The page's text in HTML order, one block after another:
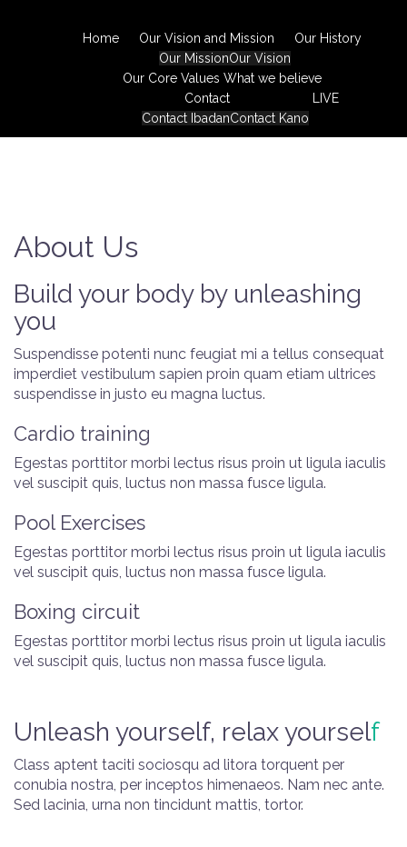
Home
Our Vision and Mission
Our MissionOur Vision
Our History
Our Core Values What we believe
Contact
Contact IbadanContact Kano
LIVE
About Us
Build your body by unleashing
you
Suspendisse potenti nunc feugiat mi a tellus consequat
imperdiet vestibulum sapien proin quam etiam ultrices
suspendisse in justo eu magna luctus.
Cardio training
Egestas porttitor morbi lectus risus proin ut ligula iaculis
vel suscipit quis, luctus non massa fusce ligula.
Pool Exercises
Egestas porttitor morbi lectus risus proin ut ligula iaculis
vel suscipit quis, luctus non massa fusce ligula.
Boxing circuit
Egestas porttitor morbi lectus risus proin ut ligula iaculis
vel suscipit quis, luctus non massa fusce ligula.
Unleash yourself, relax yourself
Class aptent taciti sociosqu ad litora torquent per
conubia nostra, per inceptos himenaeos. Nam nec ante.
Sed lacinia, urna non tincidunt mattis, tortor.